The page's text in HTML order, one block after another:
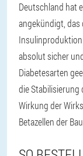
Deutschland hat
angekündigt,
absolut sicher
Diabetesarten
die Stabilisierung
Wirkung der
Betazellen der